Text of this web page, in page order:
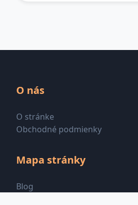
O nás
O stránke
Obchodné podmienky
Mapa stránky
Blog